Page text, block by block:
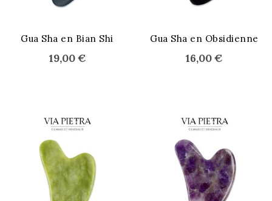
Gua Sha en Bian Shi
19,00 €
Gua Sha en Obsidienne
16,00 €